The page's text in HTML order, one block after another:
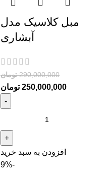
مبل کلاسیک مدل
آبشاری
290,000,000 تومان
250,000,000 تومان
افزودن به سبد خرید
-9%